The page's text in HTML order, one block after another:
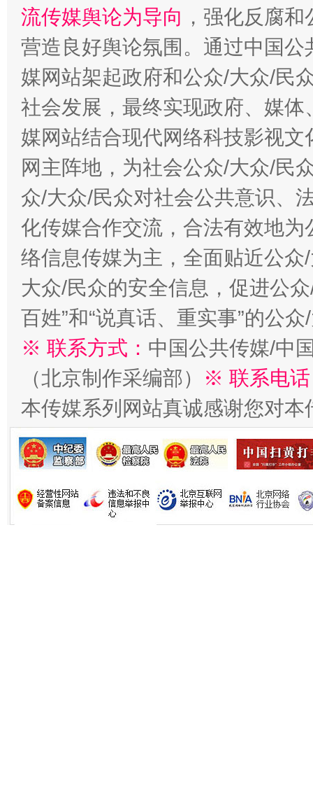
这是一记警钟！ 谢
在谋一域中谋全局
今
习近平的博鳌关键词
魏明亮
流传媒舆论为导向 ，强化反腐
营造良好舆论氛围。通过中国
媒网站架起政府和公众/大众/民
社会发展，最终实现政府、媒
媒网站结合现代网络科技影视
网主阵地，为社会公众/大众/民
众/大众/民众对社会公共意识、
化传媒合作交流，合法有效地
络信息传媒为主，全面贴近公
大众/民众的安全信息，促进公
百姓”和“说真话、重实事”的公
※ 联系方式： 中国公共传媒/中
（北京制作采编部）
※ 联系电
本传媒系列网站真诚感谢您对